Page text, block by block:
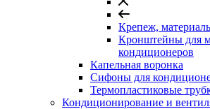
Крепеж,
Кронштейны для
кондиционеров
Капельная воронка
Сифоны для
Термопластиковые
Кондиционирование и